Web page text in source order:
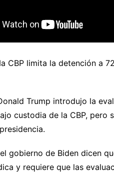
CBP limita la detención a
Trump introdujo la
custodia de la CBP, pero
gobierno de Biden dicen
y requiere que las